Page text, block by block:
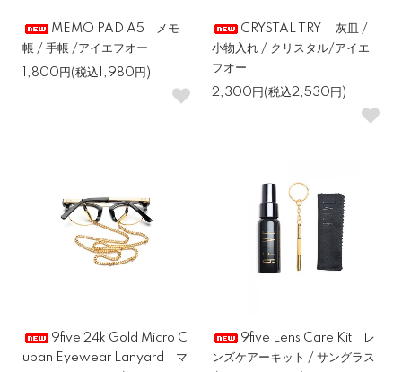
MEMO PAD A5 メモ
帳 / 手帳 /アイエフオー
1,800円(税込1,980円)
CRYSTAL TRY 灰皿 /
小物入れ / クリスタル/アイエ
フオー
2,300円(税込2,530円)
9five 24k Gold Micro C
uban Eyewear Lanyard マ
9five Lens Care Kit レ
ンズケアーキット / サングラス